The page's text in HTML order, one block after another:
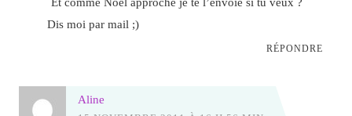
Dis moi par mail ;)
RÉPONDRE
Aline